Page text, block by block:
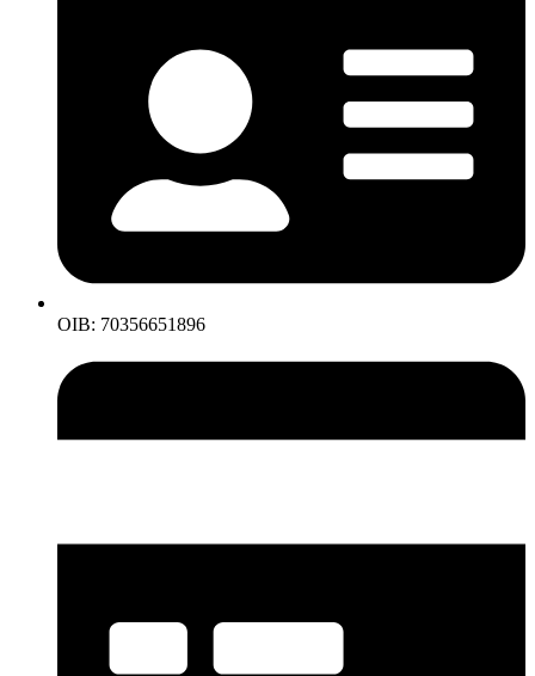
OIB: 70356651896